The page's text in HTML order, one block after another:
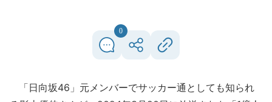
0
「日向坂46」元メンバーでサッカー通としても知られ